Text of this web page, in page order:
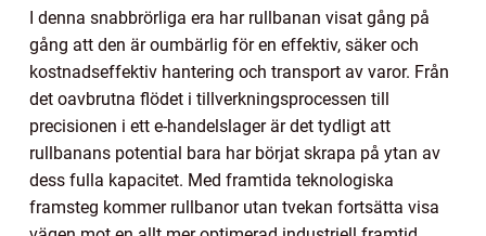
I denna snabbrörliga era har rullbanan visat gång på
gång att den är oumbärlig för en effektiv, säker och
kostnadseffektiv hantering och transport av varor. Från
det oavbrutna flödet i tillverkningsprocessen till
precisionen i ett e-handelslager är det tydligt att
rullbanans potential bara har börjat skrapa på ytan av
dess fulla kapacitet. Med framtida teknologiska
framsteg kommer rullbanor utan tvekan fortsätta visa